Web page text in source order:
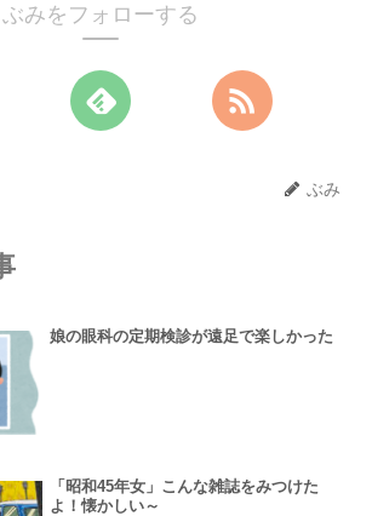
ぶみをフォローする
ぶみ
娘の眼科の定期検診が遠足で楽しかった
「昭和45年女」こんな雑誌をみつけた
よ！懐かしい～